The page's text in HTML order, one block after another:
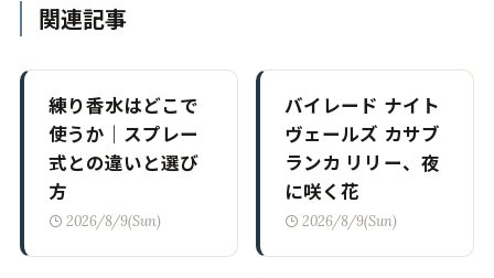
関連記事
練り香水はどこで
使うか｜スプレー
式との違いと選び
方
2026/8/9(Sun)
バイレード ナイト
ヴェールズ カサブ
ランカ リリー、夜
に咲く花
2026/8/9(Sun)